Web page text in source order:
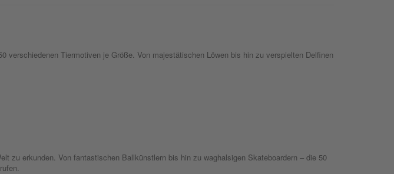
verschiedenen Tiermotiven je Größe. Von majestätischen Löwen bis hin zu verspielten Delfinen
zu erkunden. Von fantastischen Ballkünstlern bis hin zu waghalsigen Skateboardern – die 50